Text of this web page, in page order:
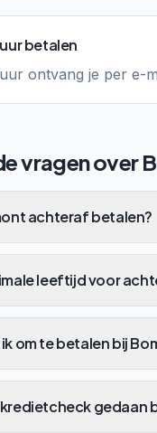
betalen
ontvang je per e-
vragen over
achteraf betalen?
leeftijd voor
om te betalen bij
gedaan